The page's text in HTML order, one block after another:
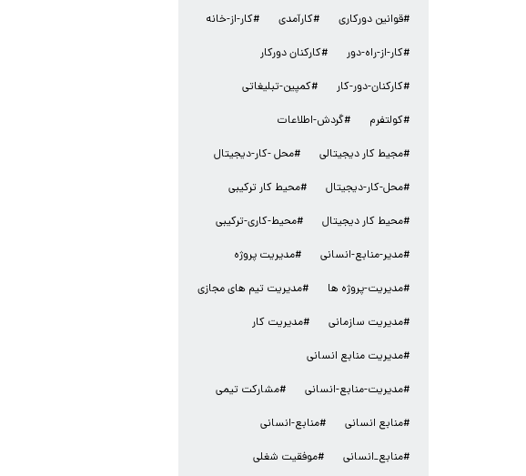
#قوانین دورکاری #کارآمدی #کار-از-خانه
#کار-از-راه-دور #کارکنان دورکار
#کارکنان-دور-کار #کمپین-تبلیغاتی
#کولتفرم #گردش-اطلاعات
#مجیط کار دیجیتالی #محل -کار-دیجیتال
#محل-کار-دیجیتال #محیط کار ترکیبی
#محیط کار دیجیتال #محیط-کاری-ترکیبی
#مدیر-منابع-انسانی #مدیریت پروژه
#مدیریت-پروژه ها #مدیریت تیم های مجازی
#مدیریت سازمانی #مدیریت کار
#مدیریت منابع انسانی
#مدیریت-منابع-انسانی #مشارکت تیمی
#منابع انسانی #منابع-انسانی
#منابع_انسانی #موفقیت شغلی